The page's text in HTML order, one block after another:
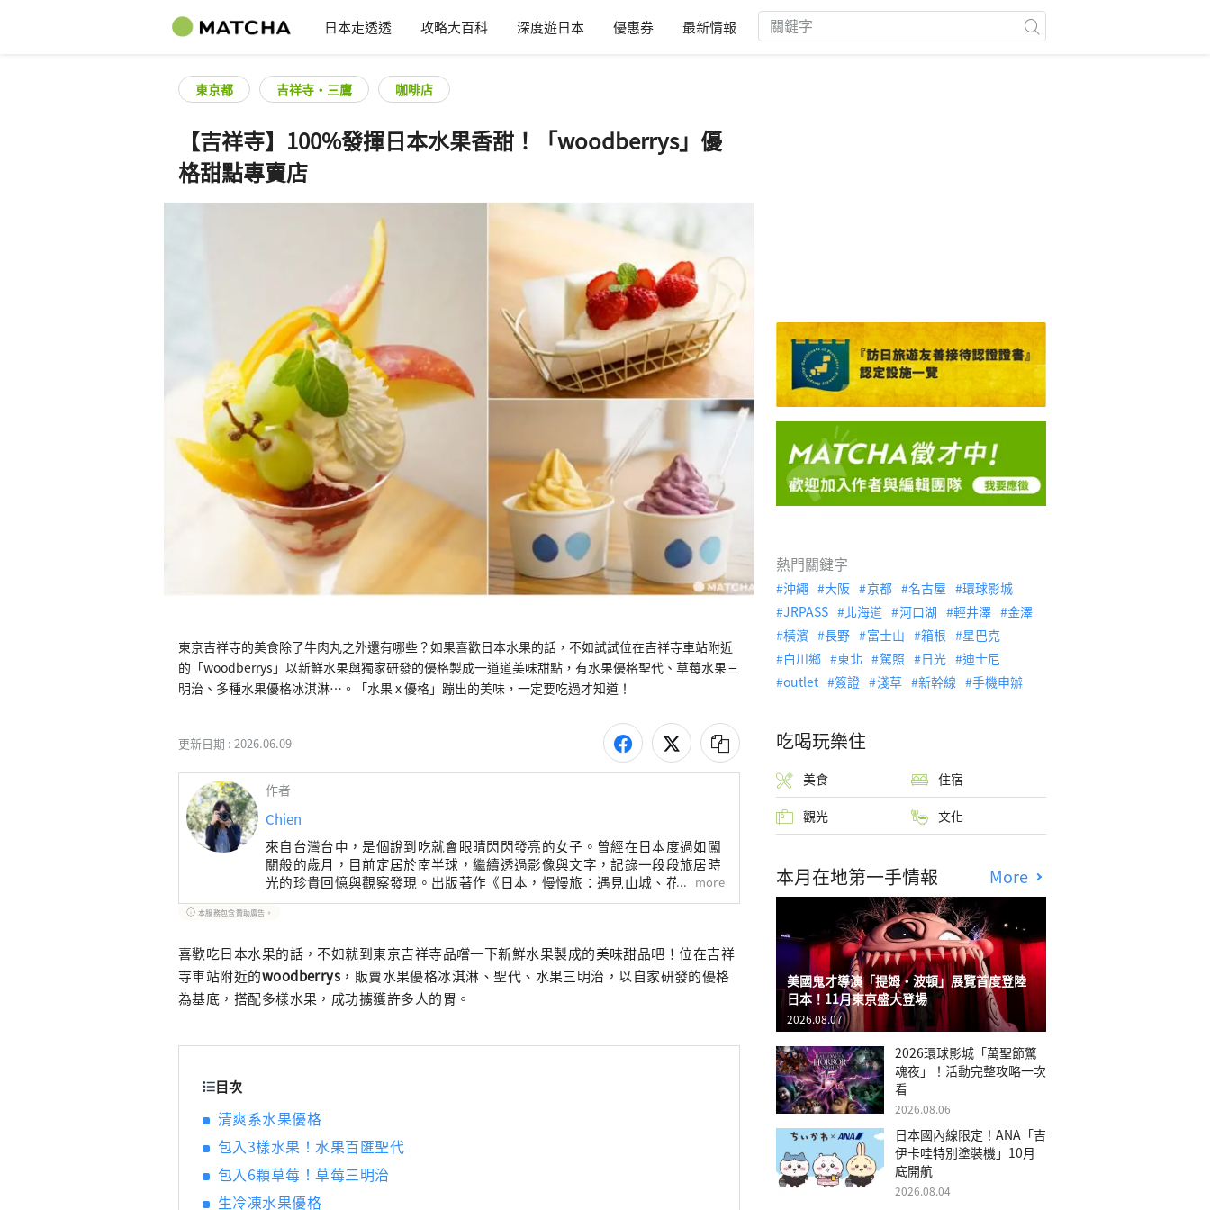
日本走透透 攻略大百科 深度遊日本 優惠券 最新情報
東京都 吉祥寺・三鷹 咖啡店
【吉祥寺】100%發揮日本水果香甜！「woodberrys」優
格甜點專賣店
東京吉祥寺的美食除了牛肉丸之外還有哪些？如果喜歡日本水果的話，不如試試位在吉祥寺車站附近
的「woodberrys」以新鮮水果與獨家研發的優格製成一道道美味甜點，有水果優格聖代、草莓水果三
明治、多種水果優格冰淇淋⋯。「水果 x 優格」蹦出的美味，一定要吃過才知道！
更新日期 : 2026.06.09
作者
Chien
來自台灣台中，是個說到吃就會眼睛閃閃發亮的女子。曾經在日本度過如闖
關般的歲月，目前定居於南半球，繼續透過影像與文字，記錄一段段旅居時
光的珍貴回憶與觀察發現。出版著作《日本，慢慢旅：遇見山城、花季、島
嶼、海味、街景日常，2190X四季風物詩》
more
本服務包含贊助廣告。
喜歡吃日本水果的話，不如就到東京吉祥寺品嚐一下新鮮水果製成的美味甜品吧！位在吉祥
寺車站附近的woodberrys ，販賣水果優格冰淇淋、聖代、水果三明治，以自家研發的優格
為基底，搭配多樣水果，成功擄獲許多人的胃。
目次
清爽系水果優格
包入3樣水果！水果百匯聖代
包入6顆草莓！草莓三明治
生冷凍水果優格
熱門關鍵字
沖繩 大阪 京都 名古屋
環球影城
JRPASS
北海道 河口湖 輕井澤
金澤
橫濱
長野 富士山 箱根
星巴克
白川鄉
東北 駕照 日光
迪士尼
outlet
簽證 淺草 新幹線 手機申辦
吃喝玩樂住
美食 住宿
觀光 文化
本月在地第一手情報 More
美國鬼才導演「提姆・波頓」展覽首度登陸
日本！11月東京盛大登場
2026.08.07
2026環球影城「萬聖節驚
魂夜」！活動完整攻略一次
看
2026.08.06
日本國內線限定！ANA「吉
伊卡哇特別塗裝機」10月
底開航
2026.08.04